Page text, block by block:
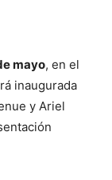
mayo, en el
inaugurada
y Ariel